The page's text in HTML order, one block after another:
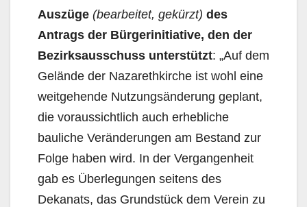
Auszüge (bearbeitet, gekürzt) des
Antrags der Bürgerinitiative, den der
Bezirksausschuss unterstützt: „Auf dem
Gelände der Nazarethkirche ist wohl eine
weitgehende Nutzungsänderung geplant,
die voraussichtlich auch erhebliche
bauliche Veränderungen am Bestand zur
Folge haben wird. In der Vergangenheit
gab es Überlegungen seitens des
Dekanats, das Grundstück dem Verein zu